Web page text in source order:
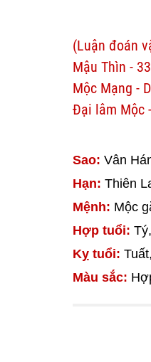
(Luận đoán
Mậu Thìn -
Mộc Mạng -
Đại lâm Mộc
Sao: Vân
Hạn: Thiên
Mệnh: Mộc
Hợp tuổi:
Kỵ tuổi:
Màu sắc: